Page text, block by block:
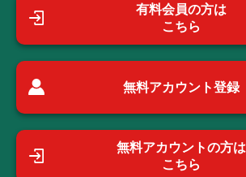
有料会員の方は
こちら
無料アカウント登録
無料アカウントの方は
こちら